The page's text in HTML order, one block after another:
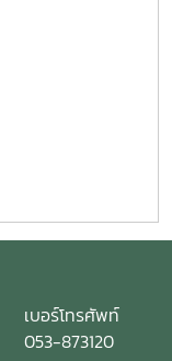
เบอร์โทรศัพท์
053-873120